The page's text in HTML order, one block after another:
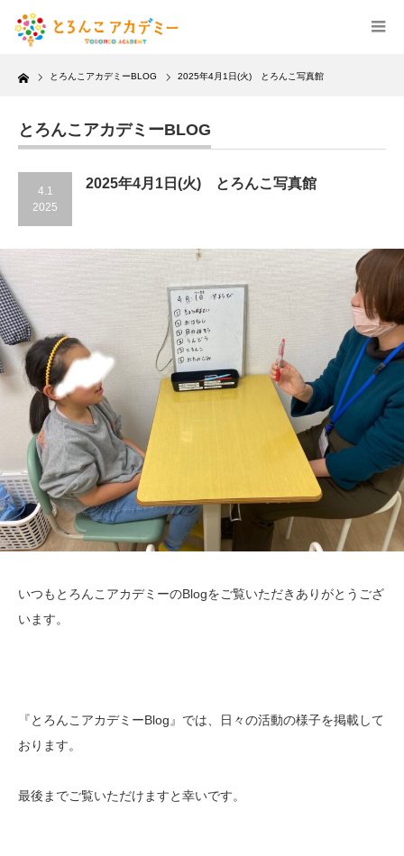
Home とろんこアカデミーBLOG 2025年4月1日(火) とろんこ写真館
とろんこアカデミーBLOG
4.1
2025
2025年4月1日(火) とろんこ写真館
いつもとろんこアカデミーのBlogをご覧いただきありがとうござ
います。
『とろんこアカデミーBlog』では、日々の活動の様子を掲載して
おります。
最後までご覧いただけますと幸いです。